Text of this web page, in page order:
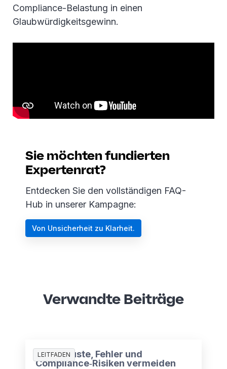
Compliance-Belastung in einen
Glaubwürdigkeitsgewinn.
Sie möchten fundierten
Expertenrat?
Entdecken Sie den vollständigen FAQ-
Hub in unserer Kampagne:
Von Unsicherheit zu Klarheit.
Verwandte Beiträge
LEITFADEN
Zeitverluste, Fehler und
Compliance‑Risiken vermeiden